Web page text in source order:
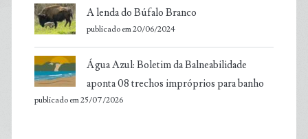
A lenda do Búfalo Branco
publicado em 20/06/2024
Água Azul: Boletim da Balneabilidade
aponta 08 trechos impróprios para banho
publicado em 25/07/2026